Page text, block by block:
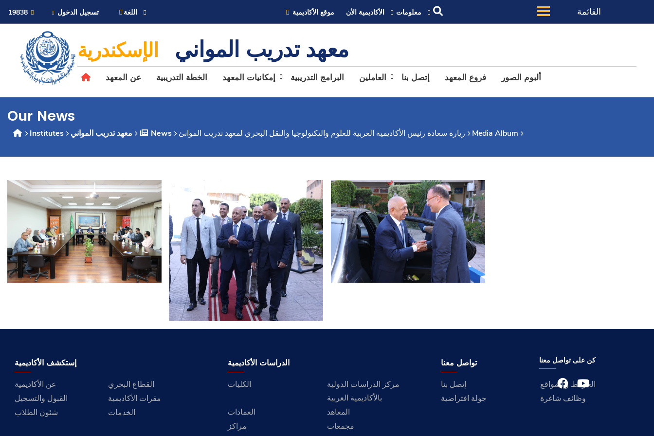
19838 تسجيل الدخول اللغة موقع الأكاديمية الأكاديمية الأن معلومات القائمة
عن الأكاديمية
النقل البحري
القبول والتسجيل
الدراسات الأكاديمية
البحث العلمي
التدريب والخدمة المجتمعية
الإستشارات
معهد تدريب المواني الإسكندرية
عن المعهد الخطة التدريبية إمكانيات المعهد البرامج التدريبية العاملين إتصل بنا فروع المعهد ألبوم الصور
Our News
Institutes معهد تدريب المواني News زيارة سعادة رئيس الأكاديمية العربية للعلوم والتكنولوجيا والنقل البحري لمعهد تدريب الموانئ Media Album
إستكشف الأكاديمية
عن الأكاديمية
القطاع البحري
القبول والتسجيل
مقرات الأكاديمية
شئون الطلاب
الخدمات
الدراسات الأكاديمية
الكليات
مركز الدراسات الدولية
بالأكاديمية العربية
العمادات
المعاهد
مراكز
مجمعات
تواصل معنا
إتصل بنا
الخرائط و المواقع
جولة افتراضية
وظائف شاغرة
كن على تواصل معنا